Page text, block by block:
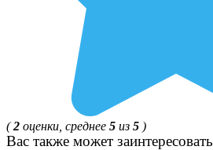
(2 оценки, среднее 5 из 5 )
Ваc также может заинтересовать